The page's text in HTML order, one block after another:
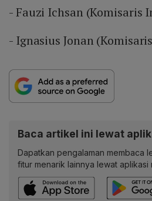
- Fauzi Ichsan (Komisaris
- Ignasius Jonan
Baca artikel ini lewat
Dapatkan pengalaman membaca
fitur menarik lainnya lewat aplikasi